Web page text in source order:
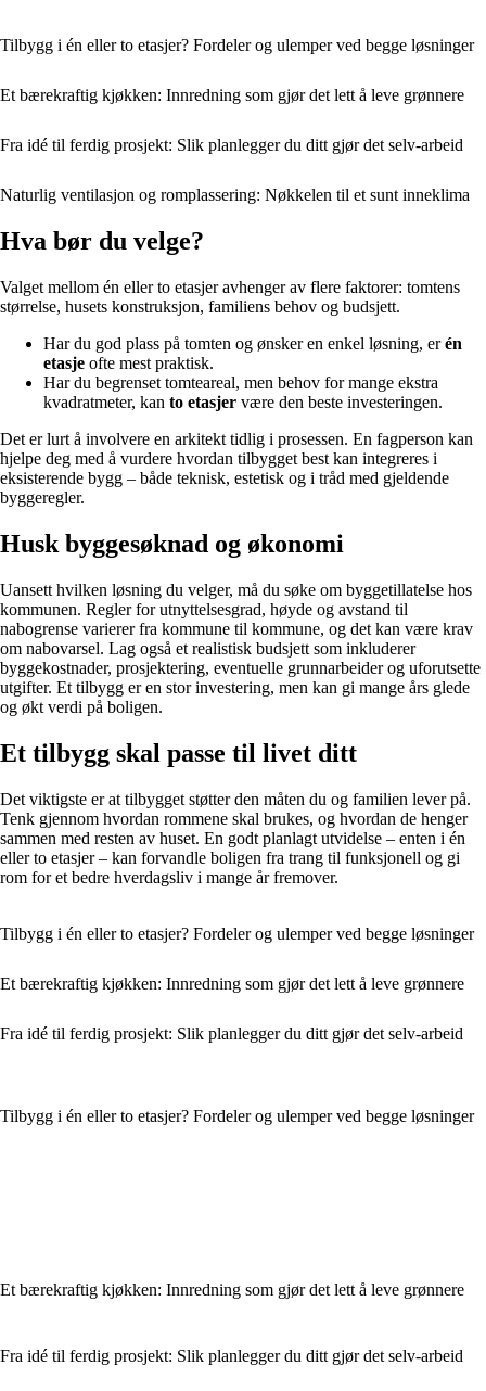
Tilbygg i én eller to etasjer? Fordeler og ulemper ved begge løsninger
Et bærekraftig kjøkken: Innredning som gjør det lett å leve grønnere
Fra idé til ferdig prosjekt: Slik planlegger du ditt gjør det selv-arbeid
Naturlig ventilasjon og romplassering: Nøkkelen til et sunt inneklima
Hva bør du velge?
Valget mellom én eller to etasjer avhenger av flere faktorer: tomtens
størrelse, husets konstruksjon, familiens behov og budsjett.
Har du god plass på tomten og ønsker en enkel løsning, erén
etasje ofte mest praktisk.
Har du begrenset tomteareal, men behov for mange ekstra
kvadratmeter, kan to etasjer være den beste investeringen.
Det er lurt å involvere en arkitekt tidlig i prosessen. En fagperson kan
hjelpe deg med å vurdere hvordan tilbygget best kan integreres i
eksisterende bygg – både teknisk, estetisk og i tråd med gjeldende
byggeregler.
Husk byggesøknad og økonomi
Uansett hvilken løsning du velger, må du søke om byggetillatelse hos
kommunen. Regler for utnyttelsesgrad, høyde og avstand til
nabogrense varierer fra kommune til kommune, og det kan være krav
om nabovarsel. Lag også et realistisk budsjett som inkluderer
byggekostnader, prosjektering, eventuelle grunnarbeider og uforutsette
utgifter. Et tilbygg er en stor investering, men kan gi mange års glede
og økt verdi på boligen.
Et tilbygg skal passe til livet ditt
Det viktigste er at tilbygget støtter den måten du og familien lever på.
Tenk gjennom hvordan rommene skal brukes, og hvordan de henger
sammen med resten av huset. En godt planlagt utvidelse – enten i én
eller to etasjer – kan forvandle boligen fra trang til funksjonell og gi
rom for et bedre hverdagsliv i mange år fremover.
Tilbygg i én eller to etasjer? Fordeler og ulemper ved begge løsninger
Et bærekraftig kjøkken: Innredning som gjør det lett å leve grønnere
Fra idé til ferdig prosjekt: Slik planlegger du ditt gjør det selv-arbeid
Tilbygg i én eller to etasjer? Fordeler og ulemper ved begge løsninger
Et bærekraftig kjøkken: Innredning som gjør det lett å leve grønnere
Fra idé til ferdig prosjekt: Slik planlegger du ditt gjør det selv-arbeid